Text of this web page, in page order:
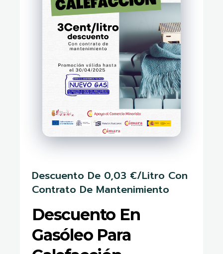
Descuento En
Gasóleo Para
Descuento De 0,03 €/litro Con
Contrato De Mantenimiento